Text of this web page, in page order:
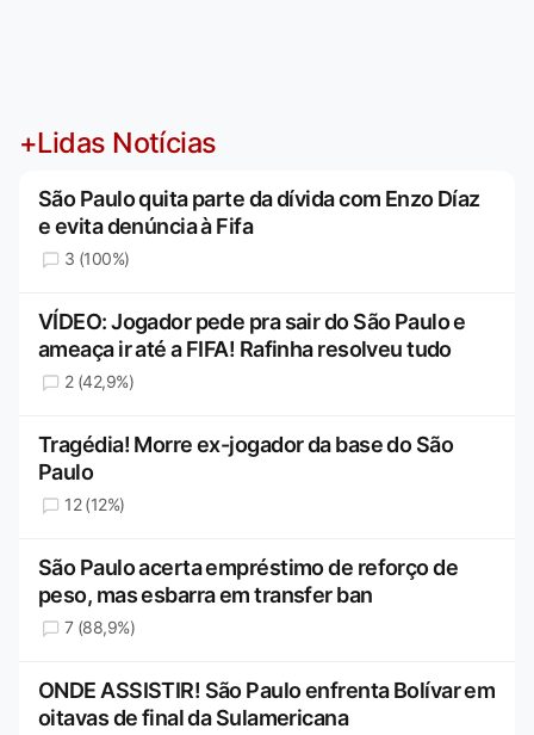
+Lidas Notícias
São Paulo quita parte da dívida com Enzo Díaz
e evita denúncia à Fifa
3 (100%)
VÍDEO: Jogador pede pra sair do São Paulo e
ameaça ir até a FIFA! Rafinha resolveu tudo
2 (42,9%)
Tragédia! Morre ex-jogador da base do São
Paulo
12 (12%)
São Paulo acerta empréstimo de reforço de
peso, mas esbarra em transfer ban
7 (88,9%)
ONDE ASSISTIR! São Paulo enfrenta Bolívar em
oitavas de final da Sulamericana